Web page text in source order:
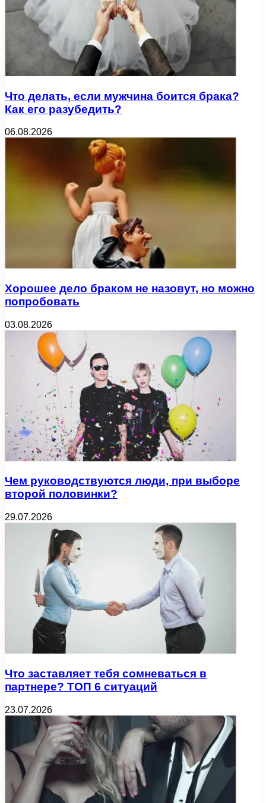
Что делать, если мужчина боится брака?
Как его разубедить?
06.08.2026
Хорошее дело браком не назовут, но можно
попробовать
03.08.2026
Чем руководствуются люди, при выборе
второй половинки?
29.07.2026
Что заставляет тебя сомневаться в
партнере? ТОП 6 ситуаций
23.07.2026